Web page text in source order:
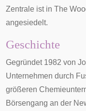
Zentrale ist in The
angesiedelt.
Geschichte
Gegründet 1982 von
Unternehmen durch
größeren
Börsengang an der